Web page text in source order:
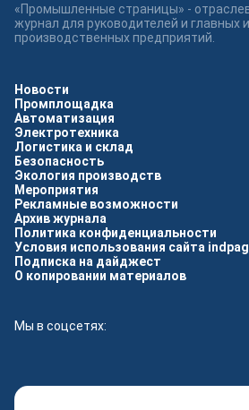
Новости
Промплощадка
Автоматизация
Электротехника
Логистика и склад
Безопасность
Экология производств
Мероприятия
Рекламные возможности
Архив журнала
Политика конфиденциальности
Условия использования сайта
Подписка на дайджест
О копировании материалов
Мы в соцсетях:
«Промышленные страницы» -
журнал для руководителей и главных
производственных предприятий.